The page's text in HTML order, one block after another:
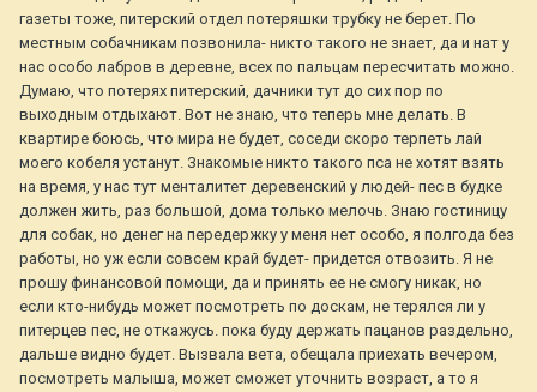
газеты тоже, питерский отдел потеряшки трубку не берет. По
местным собачникам позвонила- никто такого не знает, да и нат у
нас особо лабров в деревне, всех по пальцам пересчитать можно.
Думаю, что потерях питерский, дачники тут до сих пор по
выходным отдыхают. Вот не знаю, что теперь мне делать. В
квартире боюсь, что мира не будет, соседи скоро терпеть лай
моего кобеля устанут. Знакомые никто такого пса не хотят взять
на время, у нас тут менталитет деревенский у людей- пес в будке
должен жить, раз большой, дома только мелочь. Знаю гостиницу
для собак, но денег на передержку у меня нет особо, я полгода без
работы, но уж если совсем край будет- придется отвозить. Я не
прошу финансовой помощи, да и принять ее не смогу никак, но
если кто-нибудь может посмотреть по доскам, не терялся ли у
питерцев пес, не откажусь. пока буду держать пацанов раздельно,
дальше видно будет. Вызвала вета, обещала приехать вечером,
посмотреть малыша, может сможет уточнить возраст, а то я